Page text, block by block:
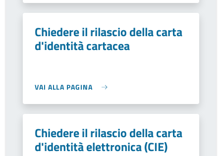
Chiedere il rilascio della carta
d'identità cartacea
VAI ALLA PAGINA
Chiedere il rilascio della carta
d'identità elettronica (CIE)